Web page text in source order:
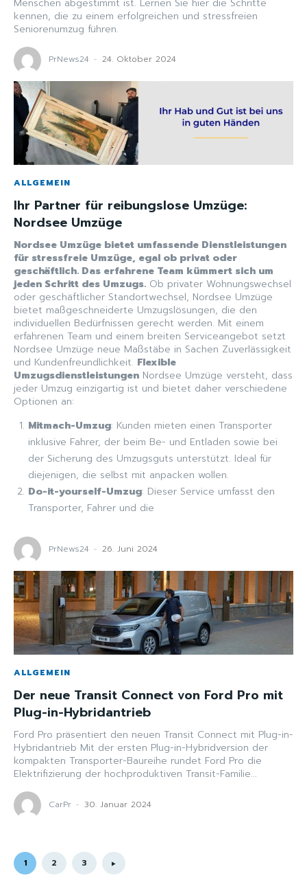
kennen, die zu einem erfolgreichen und stressfreien
Seniorenumzug führen.
PrNews24 - 24. Oktober 2024
ALLGEMEIN
Ihr Partner für reibungslose Umzüge:
Nordsee Umzüge
Nordsee Umzüge bietet umfassende Dienstleistungen
für stressfreie Umzüge, egal ob privat oder
geschäftlich. Das erfahrene Team kümmert sich um
jeden Schritt des Umzugs.
oder geschäftlicher Standortwechsel, Nordsee Umzüge
bietet maßgeschneiderte Umzugslösungen, die den
individuellen Bedürfnissen gerecht werden. Mit einem
erfahrenen Team und einem breiten Serviceangebot setzt
Nordsee Umzüge neue Maßstäbe in Sachen Zuverlässigkeit
und Kundenfreundlichkeit. Flexible
Umzugsdienstleistungen
jeder Umzug einzigartig ist und bietet daher verschiedene
Optionen an:
Mitmach-Umzug: Kunden mieten einen Transporter
inklusive Fahrer, der beim Be- und Entladen sowie bei
der Sicherung des Umzugsguts unterstützt. Ideal für
diejenigen, die selbst mit anpacken wollen.
Do-it-yourself-Umzug: Dieser Service umfasst den
Transporter, Fahrer und die
PrNews24 - 26. Juni 2024
ALLGEMEIN
Der neue Transit Connect von Ford Pro mit
Plug-in-Hybridantrieb
Ford Pro präsentiert den neuen Transit Connect mit Plug-in-
Hybridantrieb Mit der ersten Plug-in-Hybridversion der
kompakten Transporter-Baureihe rundet Ford Pro die
Elektrifizierung der hochproduktiven Transit-Familie...
CarPr - 30. Januar 2024
1 2 3